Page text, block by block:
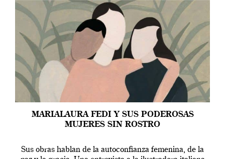
MARIALAURA FEDI Y SUS PODEROSAS
MUJERES SIN ROSTRO
Sus obras hablan de la autoconfianza femenina, de la